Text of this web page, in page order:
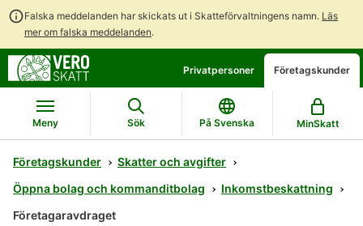
Falska meddelanden har skickats ut i Skatteförvaltningens namn. Läs
mer om falska meddelanden.
direkt
till
innehållet
till
hela
webbplatsens
sökning
Privatpersoner Företagskunder
Meny Sök På Svenska MinSkatt
Företagskunder
Skatter och avgifter
Öppna bolag och kommanditbolag
Inkomstbeskattning
Företagaravdraget